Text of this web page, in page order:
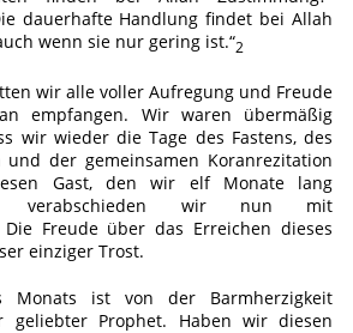
dauerhafte Handlung findet bei Allah
wenn sie nur gering ist.“2
wir alle voller Aufregung und Freude
empfangen. Wir waren übermäßig
wir wieder die Tage des Fastens, des
und der gemeinsamen Koranrezitation
Gast, den wir elf Monate lang
verabschieden wir nun mit
Die Freude über das Erreichen dieses
einziger Trost.
Monats ist von der Barmherzigkeit
geliebter Prophet. Haben wir diesen